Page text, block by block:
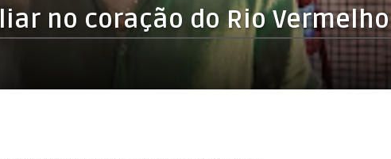
no coração do Rio Vermelho